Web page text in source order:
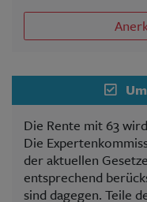
Die Rente mit 63
Die
der aktuellen
entsprechend
sind dagegen. Teile